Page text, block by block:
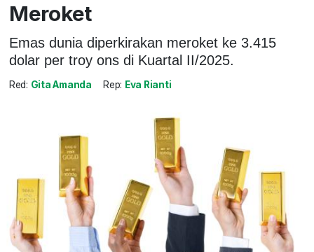
Meroket
Emas dunia diperkirakan meroket ke 3.415
dolar per troy ons di Kuartal II/2025.
Red: Gita Amanda Rep: Eva Rianti